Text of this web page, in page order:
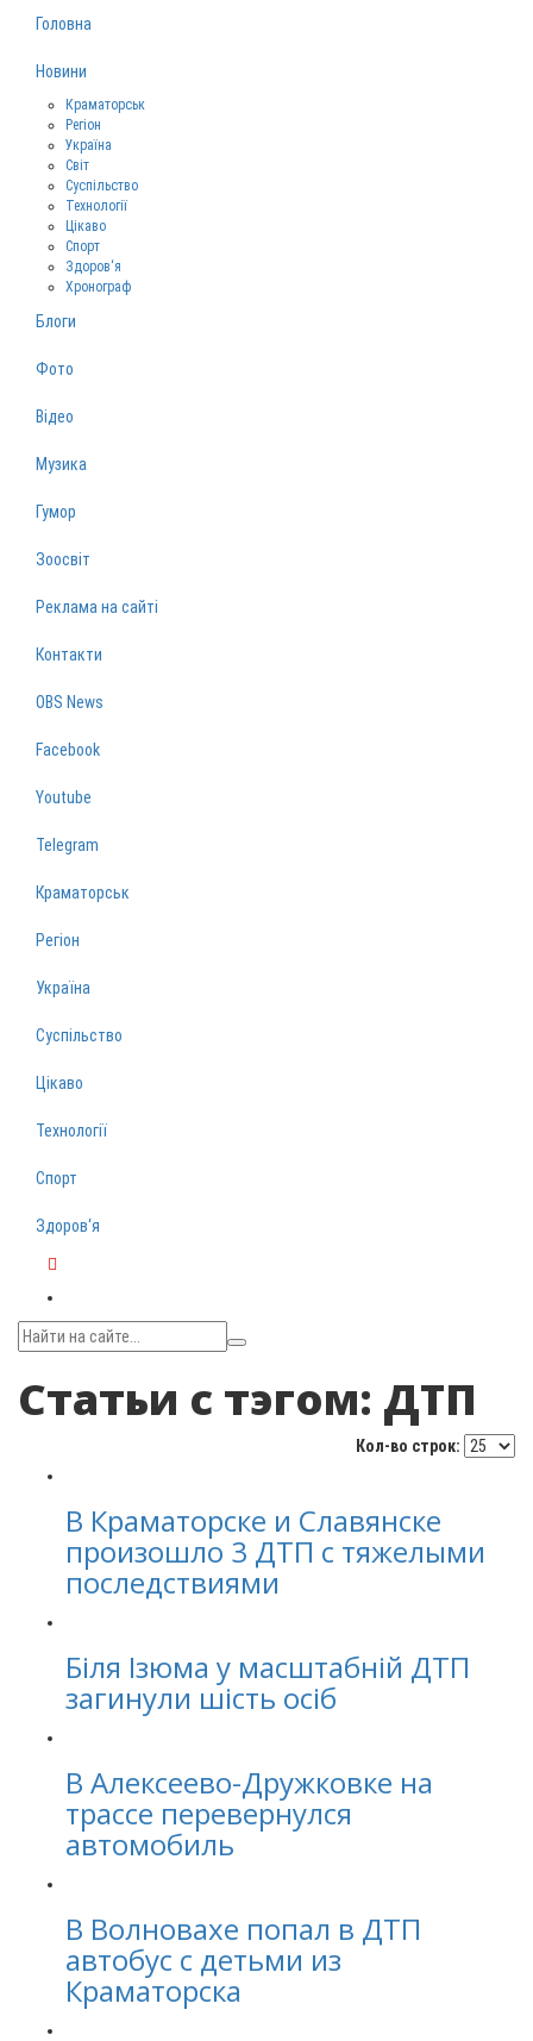
Головна
Новини
Краматорськ
Регіон
Україна
Світ
Суспільство
Технології
Цікаво
Спорт
Здоров‘я
Хронограф
Блоги
Фото
Відео
Музика
Гумор
Зоосвіт
Реклама на сайті
Контакти
OBS News
Facebook
Youtube
Telegram
Краматорськ
Регіон
Україна
Суспільство
Цікаво
Технології
Спорт
Здоров‘я
Статьи с тэгом: ДТП
Кол-во строк:
В Краматорске и Славянске
произошло 3 ДТП с тяжелыми
последствиями
Біля Ізюма у масштабній ДТП
загинули шість осіб
В Алексеево-Дружковке на
трассе перевернулся
автомобиль
В Волновахе попал в ДТП
автобус с детьми из
Краматорска